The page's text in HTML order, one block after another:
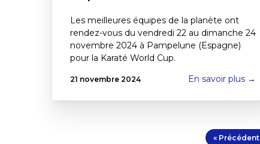
Les meilleures équipes de la planète ont
rendez-vous du vendredi 22 au dimanche 24
novembre 2024 à Pampelune (Espagne)
pour la Karaté World Cup.
21 novembre 2024 En savoir plus →
« Précédent